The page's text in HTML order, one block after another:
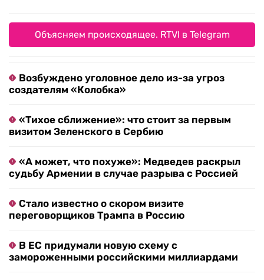
Объясняем происходящее. RTVI в Telegram
Возбуждено уголовное дело из-за угроз
создателям «Колобка»
«Тихое сближение»: что стоит за первым
визитом Зеленского в Сербию
«А может, что похуже»: Медведев раскрыл
судьбу Армении в случае разрыва с Россией
Стало известно о скором визите
переговорщиков Трампа в Россию
В ЕС придумали новую схему с
замороженными российскими миллиардами